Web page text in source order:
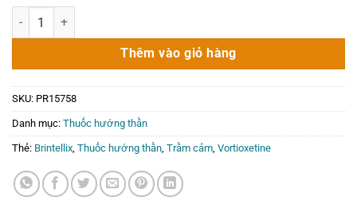
Brintellix 5mg Lundbeck 14 viên - Thuốc trầm cảm số lượng
Thêm vào giỏ hàng
SKU: PR15758
Danh mục: Thuốc hướng thần
Thẻ: Brintellix, Thuốc hướng thần, Trầm cảm, Vortioxetine